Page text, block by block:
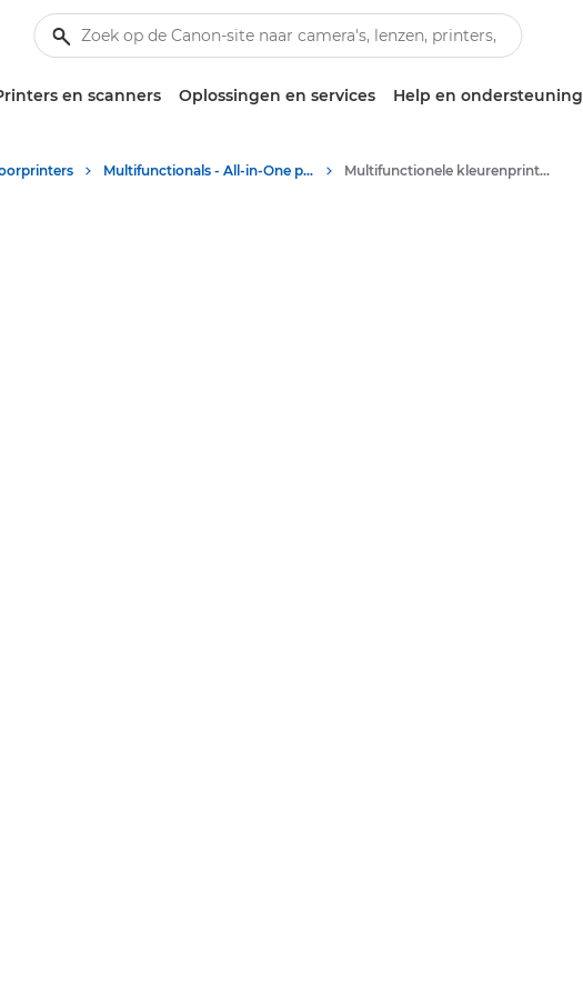
en scanners Oplossingen en services Help en ondersteuning
Multifunctionals - All-in-One printers Multifunctionele kleurenprinters